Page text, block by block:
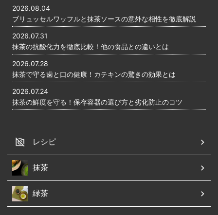
2026.08.04
ブリュッセルワッフルと抹茶ソースの意外な相性を徹底解説
2026.07.31
抹茶の抗酸化力を徹底比較！他の食品との違いとは
2026.07.28
抹茶で守る歯と口の健康！カテキンの驚きの効果とは
2026.07.24
抹茶の鮮度を守る！保存容器の選び方と劣化防止のコツ
レシピ
抹茶
緑茶